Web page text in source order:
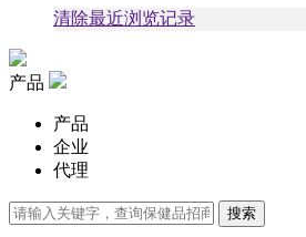
清除最近浏览记录
产品
产品
企业
代理